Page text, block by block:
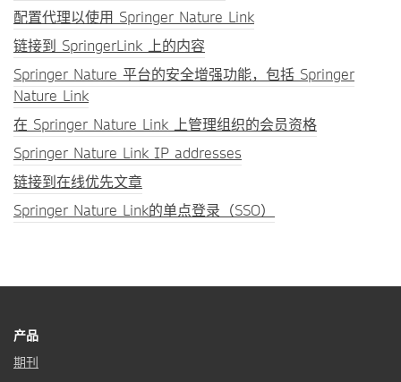
配置代理以使用 Springer Nature Link
链接到 SpringerLink 上的内容
Springer Nature 平台的安全增强功能，包括 Springer
Nature Link
在 Springer Nature Link 上管理组织的会员资格
Springer Nature Link IP addresses
链接到在线优先文章
Springer Nature Link的单点登录（SSO）
产品
期刊